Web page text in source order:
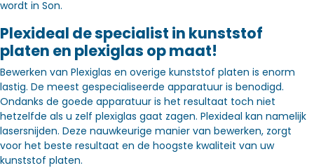
wordt in Son.
Plexideal de specialist in kunststof
platen en plexiglas op maat!
Bewerken van Plexiglas en overige kunststof platen is enorm
lastig. De meest gespecialiseerde apparatuur is benodigd.
Ondanks de goede apparatuur is het resultaat toch niet
hetzelfde als u zelf plexiglas gaat zagen. Plexideal kan namelijk
lasersnijden. Deze nauwkeurige manier van bewerken, zorgt
voor het beste resultaat en de hoogste kwaliteit van uw
kunststof platen.